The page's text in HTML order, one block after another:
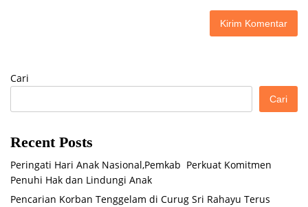
Cari
Cari
Recent Posts
Peringati Hari Anak Nasional,Pemkab Perkuat Komitmen
Penuhi Hak dan Lindungi Anak
Pencarian Korban Tenggelam di Curug Sri Rahayu Terus